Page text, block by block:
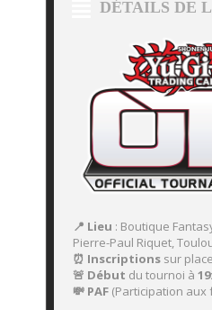
DÉTAILS DE
📍 Lieu : Boutique
Pierre-Paul Riquet,
⏰ Inscriptions sur
🚨 Début du tournoi à
💸 PAF (Participation aux